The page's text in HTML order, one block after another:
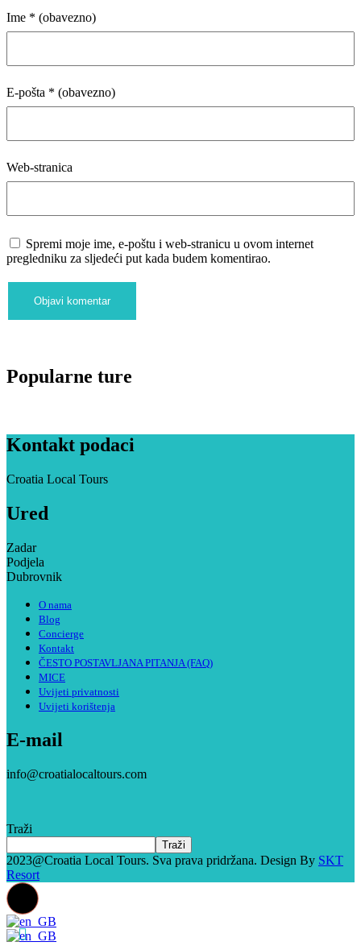
Ime * (obavezno)
E-pošta * (obavezno)
Web-stranica
Spremi moje ime, e-poštu i web-stranicu u ovom internet
pregledniku za sljedeći put kada budem komentirao.
Popularne ture
Kontakt podaci
Croatia Local Tours
Ured
Zadar
Podjela
Dubrovnik
O nama
Blog
Concierge
Kontakt
ČESTO POSTAVLJANA PITANJA (FAQ)
MICE
Uvijeti privatnosti
Uvijeti korištenja
E-mail
info@croatialocaltours.com
Traži
Traži
2023@Croatia Local Tours. Sva prava pridržana. Design By SKT
Resort